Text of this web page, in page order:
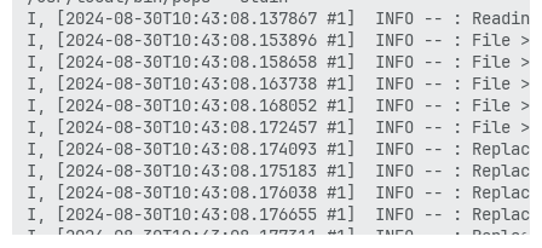
I, [2024-08-30T10:43:08.137867 #1]  INFO -- :
I, [2024-08-30T10:43:08.153896 #1]  INFO -- : File
I, [2024-08-30T10:43:08.158658 #1]  INFO -- : File
I, [2024-08-30T10:43:08.163738 #1]  INFO -- : File
I, [2024-08-30T10:43:08.168052 #1]  INFO -- : File
I, [2024-08-30T10:43:08.172457 #1]  INFO -- : File >
I, [2024-08-30T10:43:08.174093 #1]  INFO -- :
I, [2024-08-30T10:43:08.175183 #1]  INFO -- :
I, [2024-08-30T10:43:08.176038 #1]  INFO -- :
I, [2024-08-30T10:43:08.176655 #1]  INFO -- :
I, [2024-08-30T10:43:08.177311 #1]  INFO -- :